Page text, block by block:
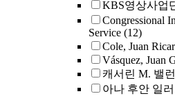
KBS영상사업
Congressional
Service (12)
Cole, Juan
Vásquez, Juan
캐서린 M. 밸
아나 후안 일